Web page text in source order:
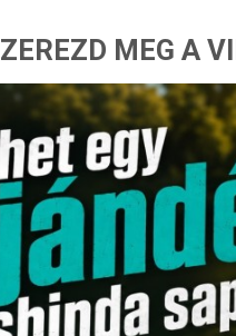
MEG A